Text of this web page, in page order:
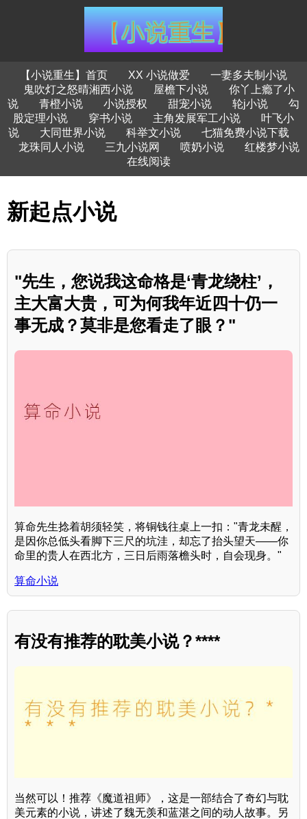
【小说重生】首页 XX 小说做爱
一妻多夫制小说
鬼吹灯之怒晴湘西小说
屋檐下小说
你丫上瘾了小
说
青橙小说 小说授权 甜宠小说 轮j小说
勾
股定理小说
穿书小说 主角发展军工小说
叶飞小
说
大同世界小说 科举文小说
七猫免费小说下载
龙珠同人小说
三九小说网 喷奶小说
红楼梦小说
在线阅读
新起点小说
"先生，您说我这命格是‘青龙绕柱’，
主大富大贵，可为何我年近四十仍一
事无成？莫非是您看走了眼？"
算命先生捻着胡须轻笑，将铜钱往桌上一扣："青龙未醒，
是因你总低头看脚下三尺的坑洼，却忘了抬头望天——你
命里的贵人在西北方，三日后雨落檐头时，自会现身。"
算命小说
有没有推荐的耽美小说？****
当然可以！推荐《魔道祖师》，这是一部结合了奇幻与耽
美元素的小说，讲述了魏无羡和蓝湛之间的动人故事。另